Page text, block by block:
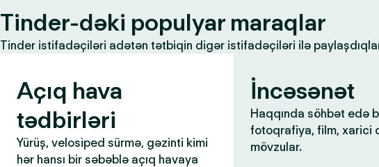
Tinder-dəki populyar maraqlar
Tinder istifadəçiləri adətən tətbiqin digər istifadəçiləri ilə
Açıq hava
tədbirləri
Yürüş, velosiped sürmə, gəzinti kimi
hər hansı bir səbəblə açıq havaya
İncəsənət
Haqqında söhbət edə
fotoqrafiya, film, xarici
mövzular.